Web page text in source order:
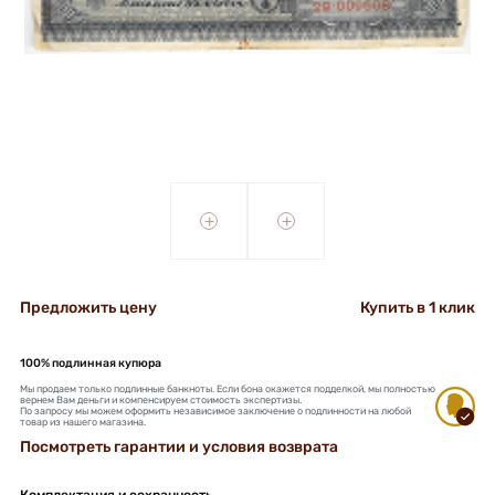
+ +
Предложить цену Купить в 1 клик
100% подлинная купюра
Мы продаем только подлинные банкноты. Если бона окажется подделкой, мы полностью
вернем Вам деньги и компенсируем стоимость экспертизы.
По запросу мы можем оформить независимое заключение о подлинности на любой
товар из нашего магазина.
Посмотреть гарантии и условия возврата